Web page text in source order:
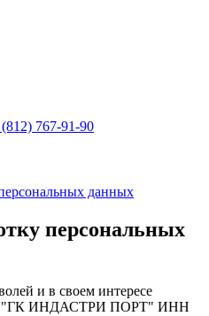
767-91-90
данных
персональных
и в своем интересе
"ГК ИНДАСТРИ ПОРТ" ИНН